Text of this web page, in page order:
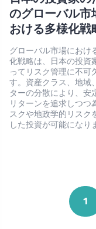
のグローバル市
おける多様化戦
グローバル市場におけ
化戦略は、日本の投資
ってリスク管理に不可
す。資産クラス、地域
ターの分散により、安
リターンを追求しつつ
スクや地政学的リスク
した投資が可能になり
1